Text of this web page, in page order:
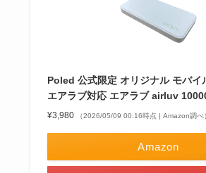
Poled 公式限定 オリジナル モバイ
エアラブ対応 エアラブ airluv
¥3,980 （2026/05/09 00:16時点 | Amazon調べ
Amazon